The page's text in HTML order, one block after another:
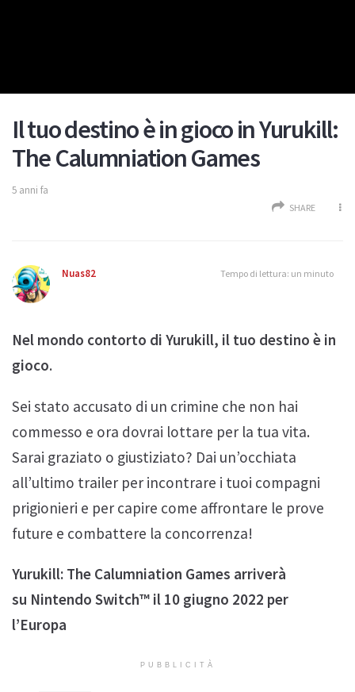
Il tuo destino è in gioco in Yurukill:
The Calumniation Games
5 anni fa
SHARE
Nuas82 Tempo di lettura: un minuto
Nel mondo contorto di Yurukill, il tuo destino è in
gioco.
Sei stato accusato di un crimine che non hai
commesso e ora dovrai lottare per la tua vita.
Sarai graziato o giustiziato? Dai un’occhiata
all’ultimo trailer per incontrare i tuoi compagni
prigionieri e per capire come affrontare le prove
future e combattere la concorrenza!
Yurukill: The Calumniation Games arriverà
su Nintendo Switch™ il 10 giugno 2022 per
l’Europa
PUBBLICITÀ